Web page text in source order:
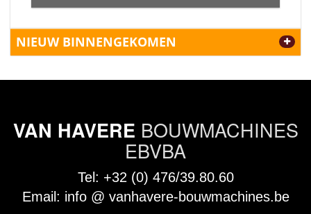
NIEUW BINNENGEKOMEN
VAN HAVERE BOUWMACHINES
EBVBA
Tel: +32 (0) 476/39.80.60
Email: info @ vanhavere-bouwmachines.be